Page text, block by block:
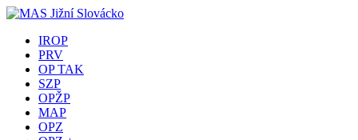
IROP
PRV
OP TAK
SZP
OPŽP
MAP
OPZ